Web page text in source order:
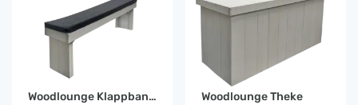
Woodlounge Klappbank Set Woodlounge Theke